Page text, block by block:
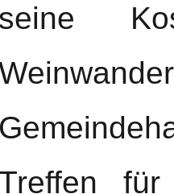
seine